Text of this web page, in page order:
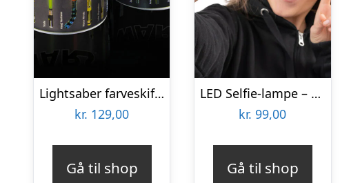
Lightsaber farveskiftende krus
kr. 129,00
Gå til shop
LED Selfie-lampe – Vooni
kr. 99,00
Gå til shop